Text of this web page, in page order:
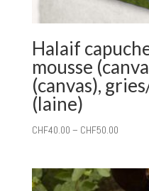
Halaif
mousse
(canvas),
(laine)
CHF40.00 – CHF50.00